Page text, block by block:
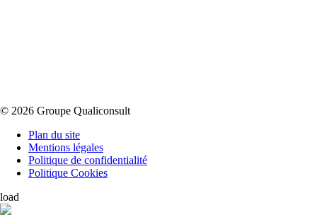
© 2026 Groupe Qualiconsult
Plan du site
Mentions légales
Politique de confidentialité
Politique Cookies
load